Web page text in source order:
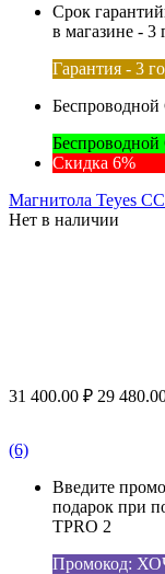
Срок
в магазине - 3
Гарантия - 3
Беспроводной
Скидка 6%
Магнитола Teyes
Нет в наличии
31 400.00 ₽ 29
(6)
Введите
подарок при
TPRO 2
Промокод: